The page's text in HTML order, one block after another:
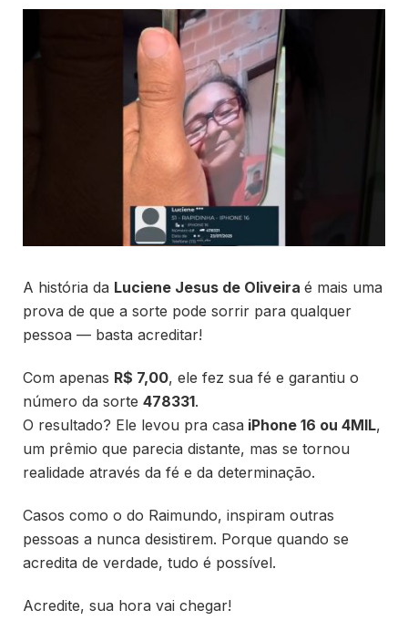
A história da Luciene Jesus de Oliveira é mais uma
prova de que a sorte pode sorrir para qualquer
pessoa — basta acreditar!
Com apenas R$ 7,00, ele fez sua fé e garantiu o
número da sorte 478331.
O resultado? Ele levou pra casa iPhone 16 ou 4MIL,
um prêmio que parecia distante, mas se tornou
realidade através da fé e da determinação.
Casos como o do Raimundo, inspiram outras
pessoas a nunca desistirem. Porque quando se
acredita de verdade, tudo é possível.
Acredite, sua hora vai chegar!